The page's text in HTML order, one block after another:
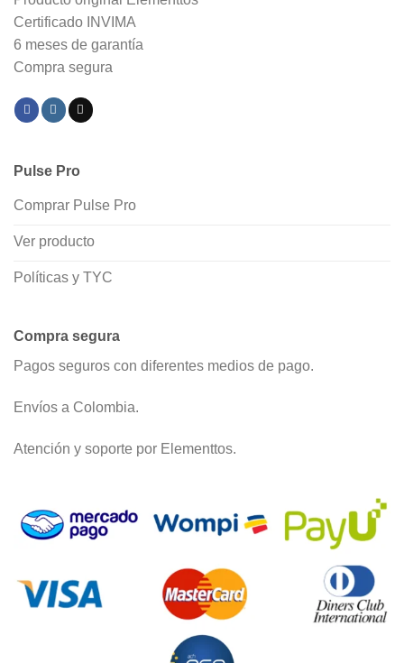
Certificado INVIMA
6 meses de garantía
Compra segura
Pulse Pro
Comprar Pulse Pro
Ver producto
Políticas y TYC
Compra segura
Pagos seguros con diferentes medios de pago.
Envíos a Colombia.
Atención y soporte por Elementtos.